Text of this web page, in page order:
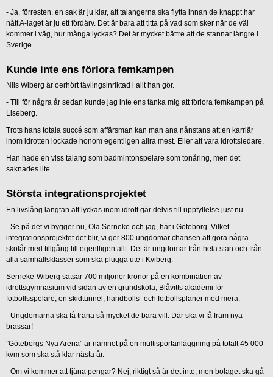
- Ja, förresten, en sak är ju klar, att talangerna ska flytta innan de knappt har
nått A-laget är ju ett fördärv. Det är bara att titta på vad som sker när de väl
kommer i väg, hur många lyckas? Det är mycket bättre att de stannar längre i
Sverige.
Kunde inte ens förlora femkampen
Nils Wiberg är oerhört tävlingsinriktad i allt han gör.
- Till för några år sedan kunde jag inte ens tänka mig att förlora femkampen på
Liseberg.
Trots hans totala succé som affärsman kan man ana nånstans att en karriär
inom idrotten lockade honom egentligen allra mest. Eller att vara idrottsledare.
Han hade en viss talang som badmintonspelare som tonåring, men det
saknades lite.
Största integrationsprojektet
En livslång längtan att lyckas inom idrott går delvis till uppfyllelse just nu.
- Se på det vi bygger nu, Ola Serneke och jag, här i Göteborg. Vilket
integrationsprojektet det blir, vi ger 800 ungdomar chansen att göra några
skolår med tillgång till egentligen allt. Det är ungdomar från hela stan och från
alla samhällsklasser som ska plugga ute i Kviberg.
Serneke-Wiberg satsar 700 miljoner kronor på en kombination av
idrottsgymnasium vid sidan av en grundskola, Blåvitts akademi för
fotbollsspelare, en skidtunnel, handbolls- och fotbollsplaner med mera.
- Ungdomarna ska få träna så mycket de bara vill. Där ska vi få fram nya
brassar!
”Göteborgs Nya Arena” är namnet på en multisportanläggning på totalt 45 000
kvm som ska stå klar nästa år.
- Om vi kommer att tjäna pengar? Nej, riktigt så är det inte, men bolaget ska gå